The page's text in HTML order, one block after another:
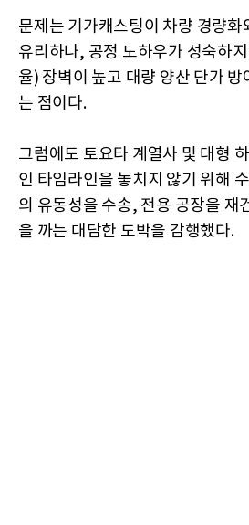
문제는 기가캐스팅이 차량 경량화
유리하나, 공정 노하우가 성숙하
율) 장벽이 높고 대량 양산 단가
는 점이다.
그럼에도 토요타 계열사 및 대형
인 타임라인을 놓치지 않기 위해
의 유동성을 수송, 전용 공장을 재
을 까는 대담한 도박을 감행했다.